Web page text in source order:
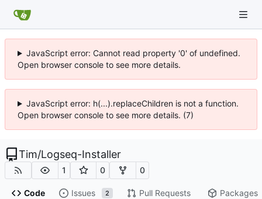
JavaScript error: Cannot read property '0' of undefined.
Open browser console to see more details.
JavaScript error: h(...).replaceChildren is not a function.
Open browser console to see more details. (7)
Tim/Logseq-Installer
1 0 0
Code Issues 2 Pull Requests Packages